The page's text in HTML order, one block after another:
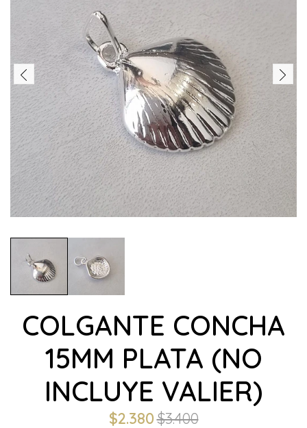
COLGANTE CONCHA
15MM PLATA (NO
INCLUYE VALIER)
$2.380$3.400